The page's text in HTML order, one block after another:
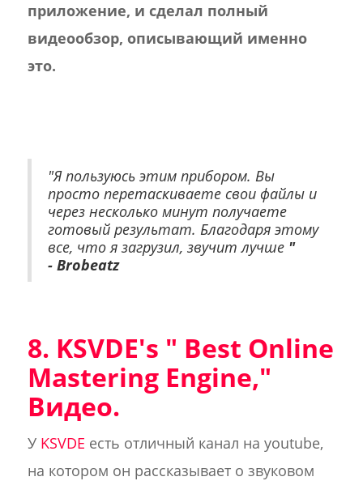
приложение, и сделал полный
видеообзор, описывающий именно
это.
"Я пользуюсь этим прибором. Вы
просто перетаскиваете свои файлы и
через несколько минут получаете
готовый результат. Благодаря этому
все, что я загрузил, звучит лучше "
- Brobeatz
8. KSVDE's " Best Online
Mastering Engine,"
Видео.
У KSVDE есть отличный канал на youtube,
на котором он рассказывает о звуковом